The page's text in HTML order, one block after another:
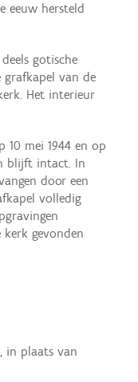
eeuw hersteld
gotische
grafkapel van de
Het interieur
10 mei 1944 en op
blijft intact. In
door een
volledig
gevonden
in plaats van